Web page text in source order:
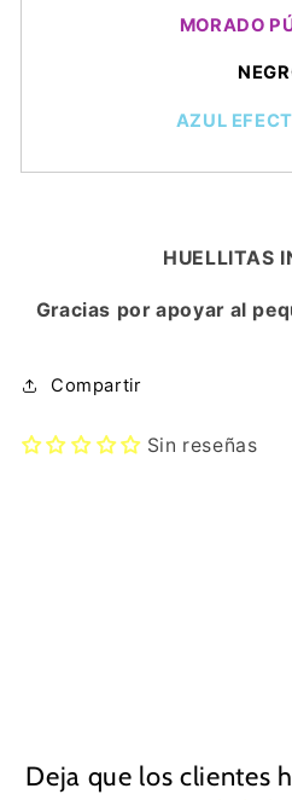
MORADO
AZUL
HUELLITAS
Gracias por apoyar al
Compartir
Sin reseñas
Deja que los clientes